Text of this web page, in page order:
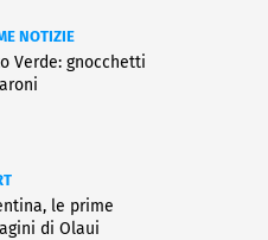
NOTIZIE
Verde: gnocchetti
le prime
di Olaui